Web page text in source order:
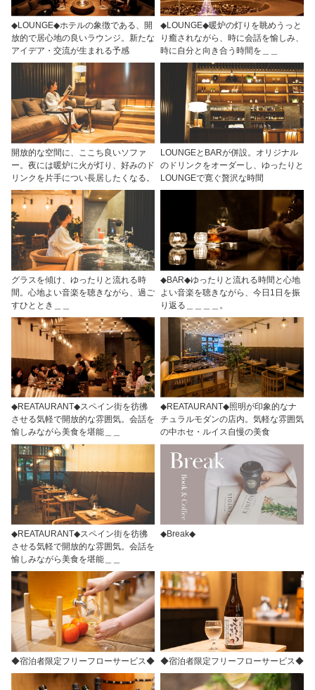
◆LOUNGE◆ホテルの象徴である、開
放的で居心地の良いラウンジ。新たな
アイデア・交流が生まれる予感
◆LOUNGE◆暖炉の灯りを眺めうっと
り癒されながら、時に会話を愉しみ、
時に自分と向き合う時間を＿＿
開放的な空間に、ここち良いソファ
ー。夜には暖炉に火が灯り、好みのド
リンクを片手につい長居したくなる。
LOUNGEとBARが併設。オリジナル
のドリンクをオーダーし、ゆったりと
LOUNGEで寛ぐ贅沢な時間
グラスを傾け、ゆったりと流れる時
間。心地よい音楽を聴きながら、過ご
すひととき＿＿
◆BAR◆ゆったりと流れる時間と心地
よい音楽を聴きながら、今日1日を振
り返る＿＿＿＿。
◆REATAURANT◆スペイン街を彷彿
させる気軽で開放的な雰囲気。会話を
愉しみながら美食を堪能＿＿
◆REATAURANT◆照明が印象的なナ
チュラルモダンの店内。気軽な雰囲気
の中ホセ・ルイス自慢の美食
◆REATAURANT◆スペイン街を彷彿
させる気軽で開放的な雰囲気。会話を
愉しみながら美食を堪能＿＿
◆Break◆
◆宿泊者限定フリーフローサービス◆ ◆宿泊者限定フリーフローサービス◆